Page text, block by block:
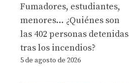
Fumadores, estudiantes,
menores… ¿Quiénes son
las 402 personas detenidas
tras los incendios?
5 de agosto de 2026